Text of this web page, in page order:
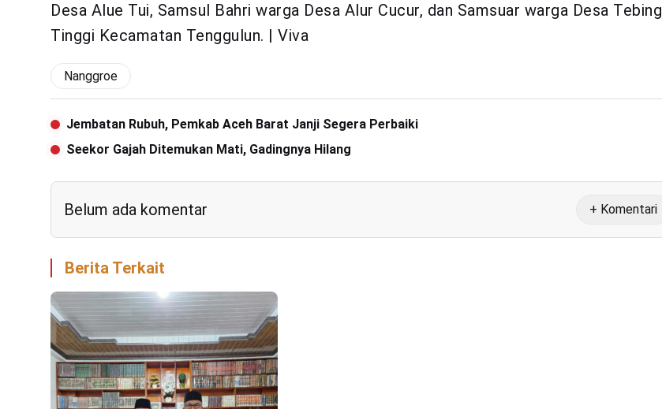
Desa Alue Tui, Samsul Bahri warga Desa Alur Cucur, dan Samsuar warga Desa Tebing
Tinggi Kecamatan Tenggulun. | Viva
Nanggroe
Jembatan Rubuh, Pemkab Aceh Barat Janji Segera Perbaiki
Seekor Gajah Ditemukan Mati, Gadingnya Hilang
Belum ada komentar + Komentari
Berita Terkait